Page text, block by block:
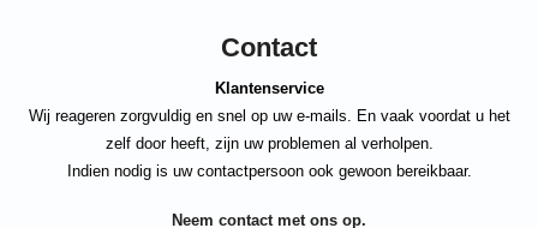
Contact
Klantenservice
Wij reageren zorgvuldig en snel op uw e-mails. En vaak voordat u het
zelf door heeft, zijn uw problemen al verholpen.
Indien nodig is uw contactpersoon ook gewoon bereikbaar.
Neem contact met ons op.